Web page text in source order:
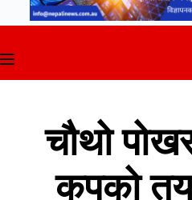
चौथो
कपको